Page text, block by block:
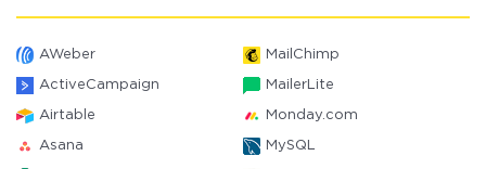
AWeber MailChimp
ActiveCampaign MailerLite
Airtable Monday.com
Asana MySQL